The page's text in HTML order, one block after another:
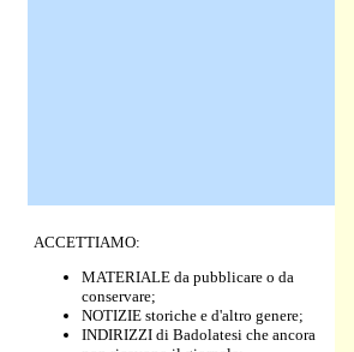
ACCETTIAMO:
MATERIALE da pubblicare o da
conservare;
NOTIZIE storiche e d'altro genere;
INDIRIZZI di Badolatesi che ancora